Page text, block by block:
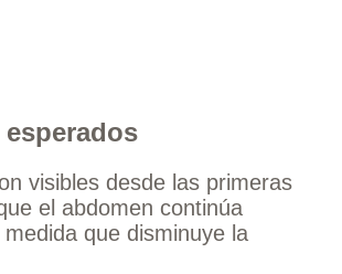
visibles desde las primeras
el abdomen continúa
que disminuye la